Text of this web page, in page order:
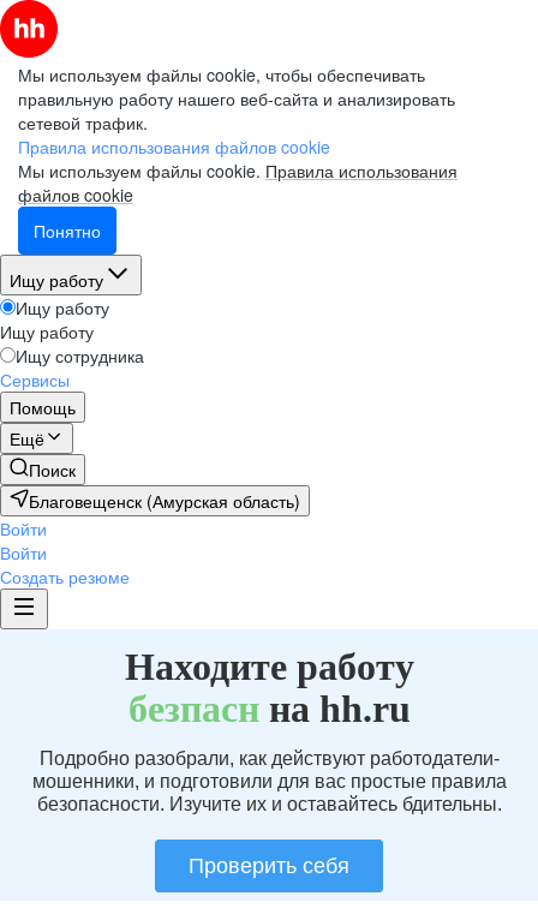
Мы используем файлы cookie, чтобы обеспечивать
правильную работу нашего веб-сайта и анализировать
сетевой трафик.
Правила использования файлов cookie
Мы используем файлы cookie. Правила использования
файлов cookie
Понятно
Ищу работу
Ищу работу
Ищу работу
Ищу сотрудника
Сервисы
Помощь
Ещё
Поиск
Благовещенск (Амурская область)
Войти
Войти
Создать резюме
Находите работу
безпаснна hh.ru
Подробно разобрали, как действуют работодатели-
мошенники, и подготовили для вас простые правила
безопасности. Изучите их и оставайтесь бдительны.
Проверить себя